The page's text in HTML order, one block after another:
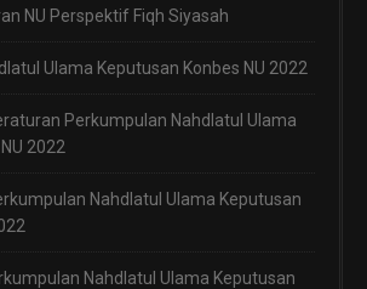
NU Perspektif Fiqh Siyasah
Ulama Keputusan Konbes NU 2022
Perkumpulan Nahdlatul Ulama
2022
Nahdlatul Ulama Keputusan
Nahdlatul Ulama Keputusan